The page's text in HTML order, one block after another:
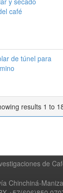
café
de túnel para
results 1 to
de
Chinchiná-